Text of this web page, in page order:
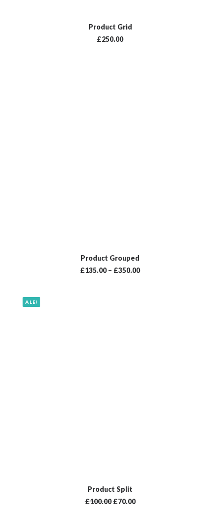
LISÄÄ OSTOSKORIIN
Product Grid
£250.00
NÄYTÄ TUOTTEET
Product Grouped
£135.00– £350.00
ALE!
LISÄÄ OSTOSKORIIN
Product Split
£100.00 £70.00